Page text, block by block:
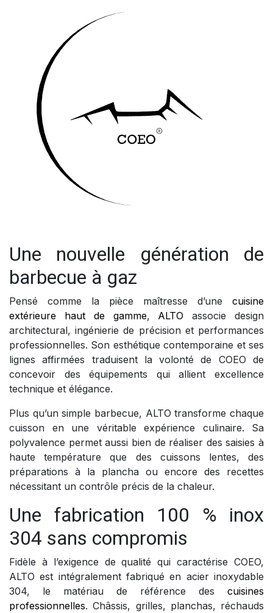
Une nouvelle génération de
barbecue à gaz
Pensé comme la pièce maîtresse d’une cuisine
extérieure haut de gamme, ALTOassocie design
architectural, ingénierie de précision et performances
professionnelles. Son esthétique contemporaine et ses
lignes affirmées traduisent la volonté de COEO de
concevoir des équipements qui allient excellence
technique et élégance.
Plus qu’un simple barbecue, ALTO transforme chaque
cuisson en une véritable expérience culinaire. Sa
polyvalence permet aussi bien de réaliser des saisies à
haute température que des cuissons lentes, des
préparations à la plancha ou encore des recettes
nécessitant un contrôle précis de la chaleur.
Une fabrication 100 % inox
304 sans compromis
Fidèle à l’exigence de qualité qui caractérise COEO,
ALTO est intégralement fabriqué en acier inoxydable
304, le matériau de référence des cuisines
professionnelles. Châssis, grilles, planchas, réchauds